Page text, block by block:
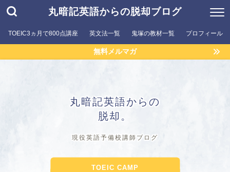
丸暗記英語からの脱却ブログ
TOEIC3ヵ月で800点講座 英文法一覧 鬼塚の教材一覧 プロフィール
無料メルマガ
丸暗記英語からの
脱却。
現役英語予備校講師ブログ
TOEIC CAMP